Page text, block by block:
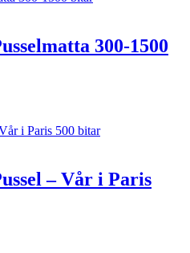
300-1500
– Vår i Paris